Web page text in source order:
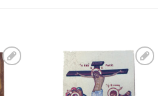
Πρόσθήκη
επιθυμιών